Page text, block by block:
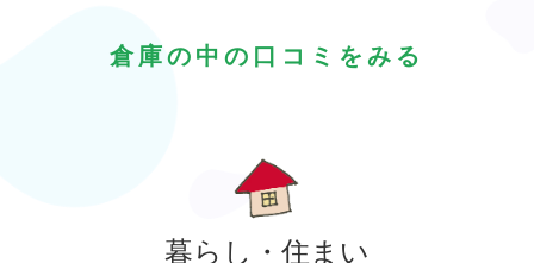
倉庫の中の口コミをみる
暮らし・住まい